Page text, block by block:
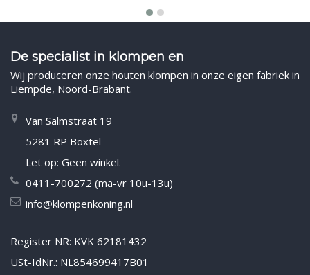
De specialist in klompen en
Wij produceren onze houten klompen in onze eigen fabriek in
Liempde, Noord-Brabant.
Van Salmstraat 19
5281 RP Boxtel
Let op: Geen winkel.
0411-700272 (ma-vr 10u-13u)
info@klompenkoning.nl
Register NR: KVK 62181432
USt-IdNr.: NL854699417B01